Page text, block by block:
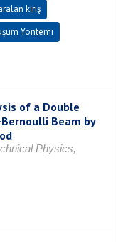
kiriş
Yöntemi
of a Double
Beam by
Physics,